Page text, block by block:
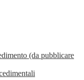
(da pubblicare